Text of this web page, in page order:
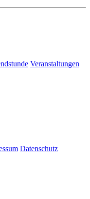
Veranstaltungen
Datenschutz